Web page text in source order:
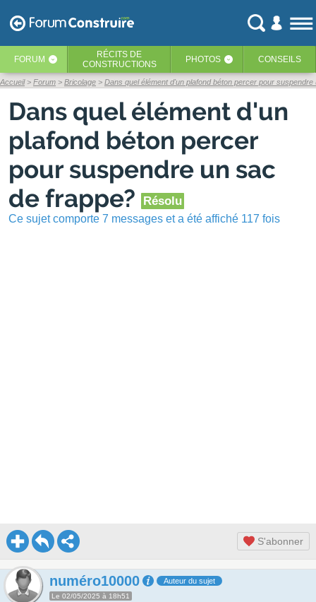
FORUM ‹ RÉCITS DE
CONSTRUCTIONS
PHOTOS ‹ CONSEILS
Accueil Forum Bricolage Dans quel élément d'un plafond béton percer pour
Dans quel élément d'un
plafond béton percer
pour suspendre un sac
de frappe?
Résolu
Ce sujet comporte 7 messages et a été affiché 117 fois
S'abonner
numéro10000 Auteur du sujet
Le 02/05/2025 à 18h51